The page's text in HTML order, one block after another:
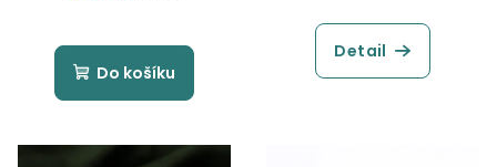
Do košíku
Detail